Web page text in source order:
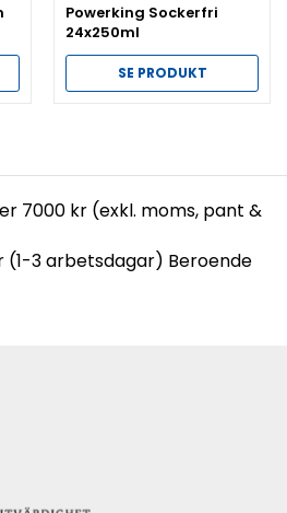
Powerking Sockerfri
24x250ml
SE PRODUKT
7000 kr (exkl. moms, pant &
(1-3 arbetsdagar) Beroende